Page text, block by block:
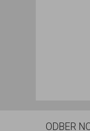
ODBER